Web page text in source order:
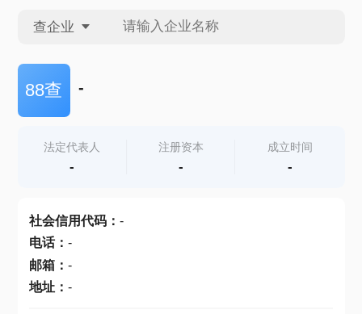
查企业
查企业
查产地
88查 -
法定代表人
-
注册资本
-
成立时间
-
社会信用代码： -
电话： -
邮箱： -
地址： -